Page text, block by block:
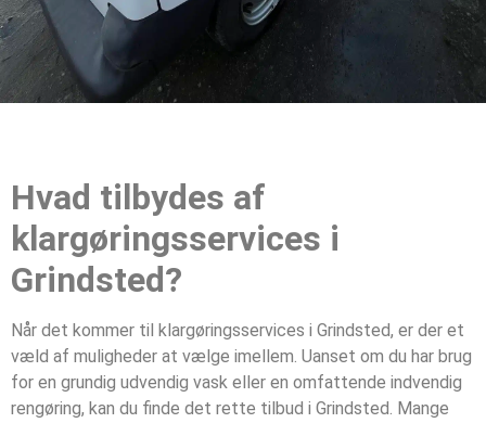
Hvad tilbydes af
klargøringsservices i
Grindsted?
Når det kommer til klargøringsservices i Grindsted, er der et
væld af muligheder at vælge imellem. Uanset om du har brug
for en grundig udvendig vask eller en omfattende indvendig
rengøring, kan du finde det rette tilbud i Grindsted. Mange